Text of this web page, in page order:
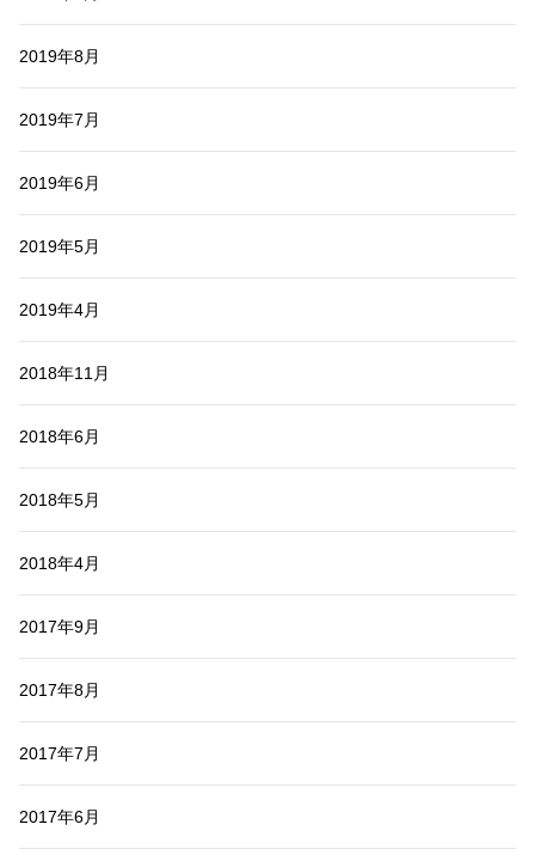
2019年8月
2019年7月
2019年6月
2019年5月
2019年4月
2018年11月
2018年6月
2018年5月
2018年4月
2017年9月
2017年8月
2017年7月
2017年6月